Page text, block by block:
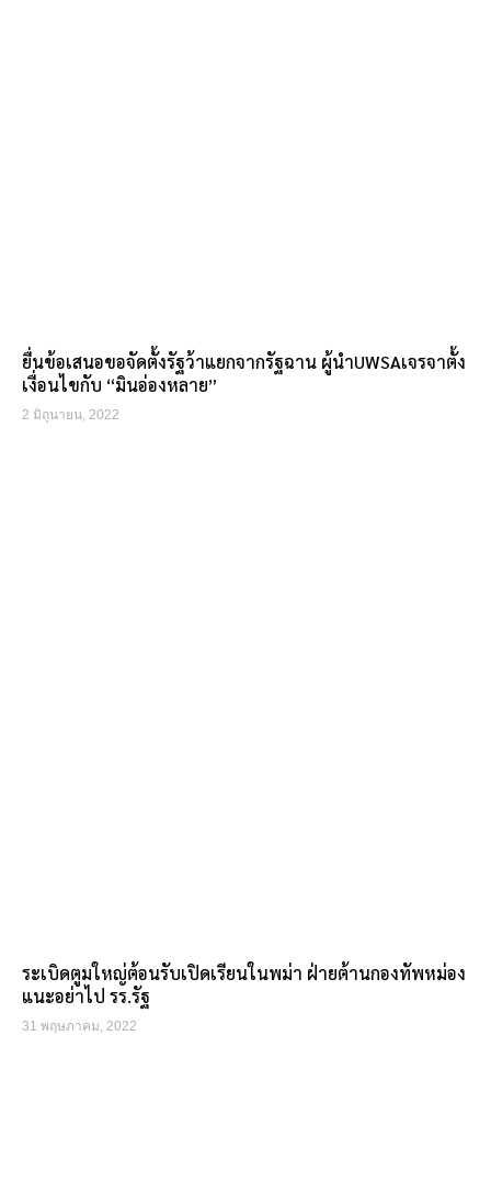
ยื่นข้อเสนอขอจัดตั้งรัฐว้าแยกจากรัฐฉาน ผู้นำUWSAเจรจาตั้ง
เงื่อนไขกับ “มินอ่องหลาย”
2 มิถุนายน, 2022
ระเบิดตูมใหญ่ต้อนรับเปิดเรียนในพม่า ฝ่ายต้านกองทัพหม่อง
แนะอย่าไป รร.รัฐ
31 พฤษภาคม, 2022